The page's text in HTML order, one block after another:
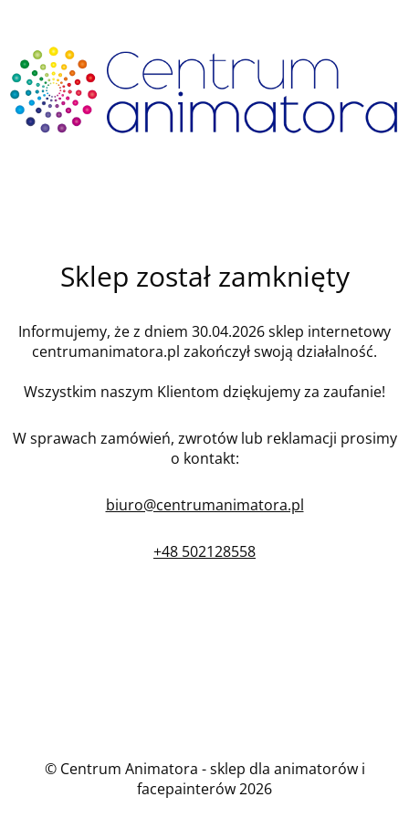
Sklep został zamknięty
Informujemy, że z dniem 30.04.2026 sklep internetowy
centrumanimatora.pl zakończył swoją działalność.
Wszystkim naszym Klientom dziękujemy za zaufanie!
W sprawach zamówień, zwrotów lub reklamacji prosimy
o kontakt:
biuro@centrumanimatora.pl
+48 502128558
© Centrum Animatora - sklep dla animatorów i
facepainterów 2026